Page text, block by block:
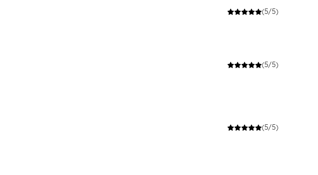
(5/5)
(5/5)
(5/5)